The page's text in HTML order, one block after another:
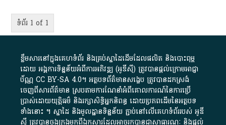
ទំព័រ 1 of 1
ខ្លឹមសារ​នៅ​ក្នុង​គេហទំព័រ និង​គ្រប់​ស្នា​ដៃ​ដើម​ដែល​ផលិត​ និង​បោះពុម្ព​
ដោយ​ អង្គការ​ទិន្នន័យ​អំពី​ការអភិវឌ្ឍ​​ (អូ​ឌី​ស៊ី)​ ត្រូវ​បាន​ផ្តល់​ក្រោម​អាជ្ញា
ប័ណ្ណ​CC BY-SA 4.0។​ អត្ថបទ​ព័ត៌មាន​សង្ខេប​ ត្រូវ​បាន​ដកស្រង់​
ចេញពី​សារព័ត៌មាន ស្របតាមការ​ណែនាំ​អំពី​គោលការណ៍​នៃ​ការ​ប្រើ
ប្រាស់​ដោយ​យុត្តិធម៌​ និង​រក្សាសិទ្ធិអ្នកនិពន្ធ ដោយ​ប្រភពដើម​នៃ​​អត្ថបទ
ទាំង​នោះ​ ។​ ស្នាដៃ​ និង​មូលដ្ឋាន​ទិន្នន័យ ​ភ្ជាប់​នៅ​លើ​គេហទំព័រ​របស់​ អូ​ឌី​
ស៊ី​ ត្រូវ​បាន​ចងក្រង​មក​ពី​ឯកសារ​ដែល​អាច​រក​បានជា​សាធារណៈ​ និង​ផ្តល់​